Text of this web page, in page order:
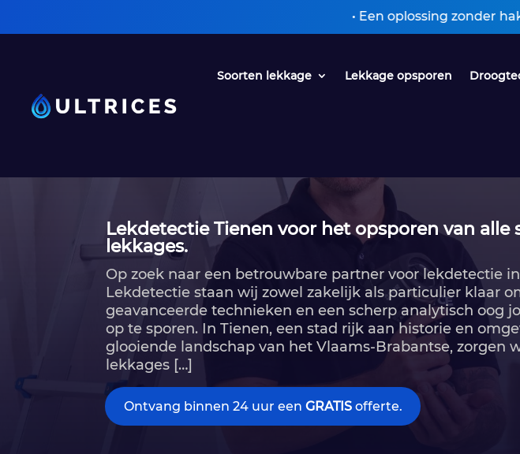
• Een oplossing zonder hak- en
Soorten lekkage Lekkage opsporen
Lekdetectie Tienen voor het opsporen van alle
lekkages.
Op zoek naar een betrouwbare partner voor lekdetectie
Lekdetectie staan wij zowel zakelijk als particulier klaar
geavanceerde technieken en een scherp analytisch oog
op te sporen.​ In Tienen, een stad rijk aan historie en
glooiende landschap van het Vlaams-Brabantse, zorgen
lekkages […]
Ontvang binnen 24 uur eenGRATIS offerte.